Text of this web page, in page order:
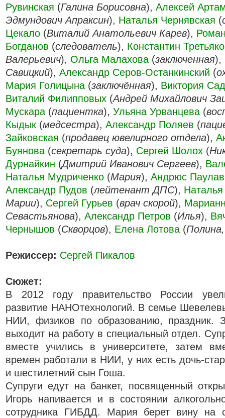
Рувинская (Галина Борисовна), Алексей
Эдмундович Апраксин), Наталья Чернявская (
Цекало (Виталий Анатольевич Карев),
Богданов (следователь), Константин
Валерьевич), Ольга Малахова (заключенная),
Савицкий), Александр Серов-Останкинский (
Мария Голицына (заключённая), Виктория
Виталий Филипповых (Андрей Михайлович
Мускара (пациентка), Ульяна Урванцева (
Кыдык (медсестра), Александр Поляев (
Зайковская (продавец ювелирного отдела),
Буянова (секретарь суда), Сергей Шолох (
Дурнайкин (Дмитрий Иванович Сергеев),
Наталья Мудриченко (Мария), Андрюс
Александр Пудов (лейтенант ДПС),
Марии), Сергей Гурьев (врач скорой),
Севастьянова), Александр Петров (Илья),
Чернышов (Скворцов), Елена Лотова (
Режиссер: Сергей Пикалов
Сюжет:
В 2012 году правительство России
развитие НАНОтехнологий. В семье
НИИ, физиков по образованию, праздник.
выходит на работу в специальный отдел.
вместе учились в университете, затем
времен работали в НИИ, у них есть дочь-
и шестилетний сын Гоша.
Супруги едут на банкет, посвященный
Игорь напивается и в состоянии
сотрудника ГИБДД. Мария берет вину на